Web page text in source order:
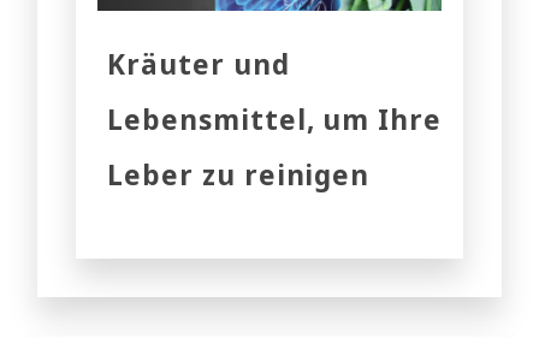
Kräuter und
Lebensmittel, um Ihre
Leber zu reinigen